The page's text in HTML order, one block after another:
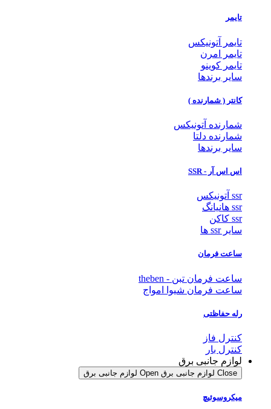
تایمر
تایمر آتونیکس
تایمر امرن
تایمر کوینو
سایر برندها
کانتر ( شمارنده )
شمارنده آتونیکس
شمارنده دلتا
سایر برندها
اس اس آر - SSR
ssr آتونیکس
ssr هانیانگ
ssr کاکن
سایر ssr ها
ساعت فرمان
ساعت فرمان تبن - theben
ساعت فرمان شیوا امواج
رله حفاظتی
کنترل فاز
کنترل بار
لوازم جانبی برق
Close لوازم جانبی برق Open لوازم جانبی برق
میکروسوئیچ